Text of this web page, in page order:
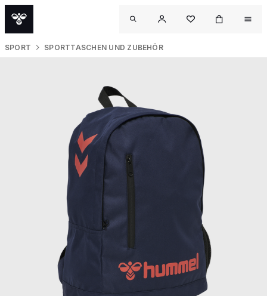
SPORT SPORTTASCHEN UND ZUBEHÖR